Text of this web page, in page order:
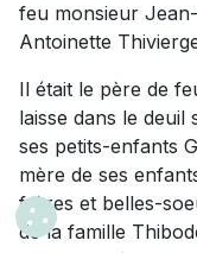
feu monsieur
Antoinette
Il était le père de
laisse dans le deuil
ses petits-enfants
mère de ses
frères et belles-
de la famille